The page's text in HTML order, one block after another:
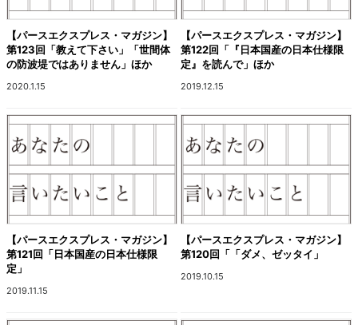
【パースエクスプレス・マガジン】
第123回「教えて下さい」「世間体
の防波堤ではありません」ほか
2020.1.15
【パースエクスプレス・マガジン】
第122回「『日本国産の日本仕様限
定』を読んで」ほか
2019.12.15
【パースエクスプレス・マガジン】
第121回「日本国産の日本仕様限
定」
2019.11.15
【パースエクスプレス・マガジン】
第120回「「ダメ、ゼッタイ」
2019.10.15